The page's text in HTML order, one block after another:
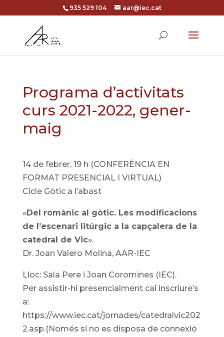
935 529 104 aar@iec.cat
Programa d’activitats
curs 2021-2022, gener-
maig
14 de febrer, 19 h (CONFERÈNCIA EN
FORMAT PRESENCIAL I VIRTUAL)
Cicle Gòtic a l’abast
«Del romànic al gòtic. Les modificacions
de l’escenari litúrgic a la capçalera de la
catedral de Vic».
Dr. Joan Valero Molina, AAR-IEC
Lloc: Sala Pere i Joan Coromines (IEC).
Per assistir-hi presencialment cal inscriure’s
a:
https://www.iec.cat/jornades/catedralvic202
2.asp.(Només si no es disposa de connexió